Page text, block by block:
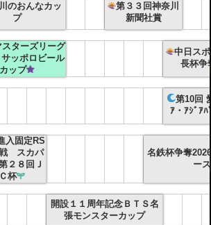
のおんなカッ
プ
第３３回神奈川
新聞社賞
ターズリーグ
ッポロビール
カップ
中日ス
長杯
第10回
ｱ・ｱｼﾞｱ
入固定RS
スカパ
２８回Ｊ
杯
名鉄杯争奪
ース
開設１１周年記念ＢＴＳ名
張モンスターカップ